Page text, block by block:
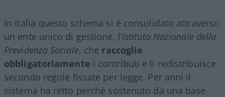
In Italia questo schema si è consolidato attraverso
un ente unico di gestione, l’Istituto Nazionale della
Previdenza Sociale, che raccoglie
obbligatoriamente i contributi e li redistribuisce
secondo regole fissate per legge. Per anni il
sistema ha retto perché sostenuto da una base